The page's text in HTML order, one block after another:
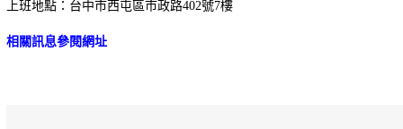
上班地點：台中市西屯區市政路402號7樓
相關訊息參閱網址